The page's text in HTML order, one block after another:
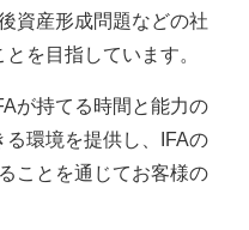
資産形成問題などの社
を目指しています。
が持てる時間と能力の
環境を提供し、IFAの
ことを通じてお客様の